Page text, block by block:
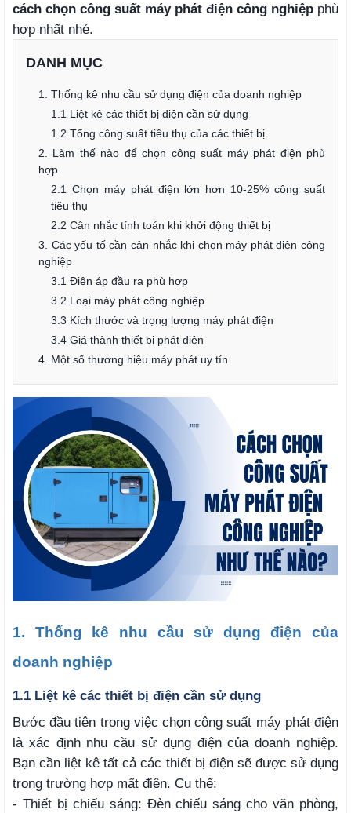
cách chọn công suất máy phát điện công nghiệp phù
hợp nhất nhé.
DANH MỤC
1. Thống kê nhu cầu sử dụng điện của doanh nghiệp
1.1 Liệt kê các thiết bị điện cần sử dụng
1.2 Tổng công suất tiêu thụ của các thiết bị
2. Làm thế nào để chọn công suất máy phát điện phù
hợp
2.1 Chọn máy phát điện lớn hơn 10-25% công suất
tiêu thụ
2.2 Cân nhắc tính toán khi khởi động thiết bị
3. Các yếu tố cần cân nhắc khi chọn máy phát điện công
nghiệp
3.1 Điện áp đầu ra phù hợp
3.2 Loại máy phát công nghiệp
3.3 Kích thước và trọng lượng máy phát điện
3.4 Giá thành thiết bị phát điện
4. Một số thương hiệu máy phát uy tín
1. Thống kê nhu cầu sử dụng điện của
doanh nghiệp
1.1 Liệt kê các thiết bị điện cần sử dụng
Bước đầu tiên trong việc chọn công suất máy phát điện
là xác định nhu cầu sử dụng điện của doanh nghiệp.
Bạn cần liệt kê tất cả các thiết bị điện sẽ được sử dụng
trong trường hợp mất điện. Cụ thể:
- Thiết bị chiếu sáng: Đèn chiếu sáng cho văn phòng,